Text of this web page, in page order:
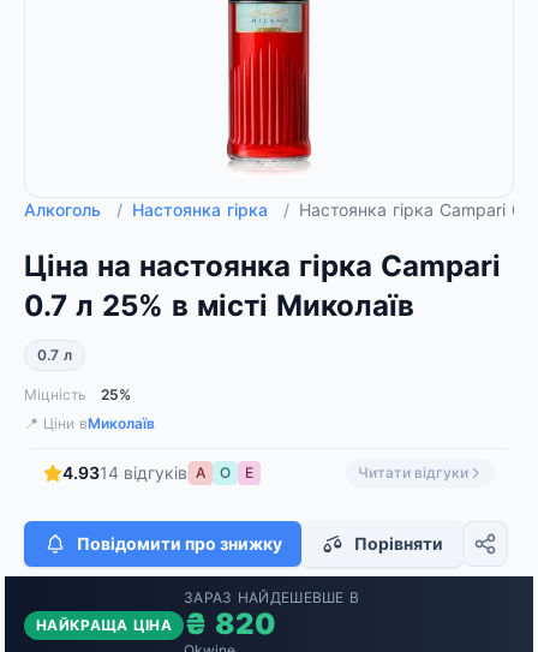
Алкоголь / Настоянка гірка / Настоянка гірка Campari
Ціна на настоянка гірка Campari
0.7 л 25% в місті Миколаїв
0.7 л
Міцність
25%
📍 Ціни вМиколаїв
4.9314 відгуків А О Е Читати відгуки
Повідомити про знижку Порівняти
НАЙКРАЩА ЦІНА
ЗАРАЗ НАЙДЕШЕВШЕ В
₴ 820